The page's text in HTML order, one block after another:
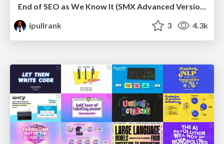
End of SEO as We Know It (SMX Advanced Version)
ipullrank
3 4.3k